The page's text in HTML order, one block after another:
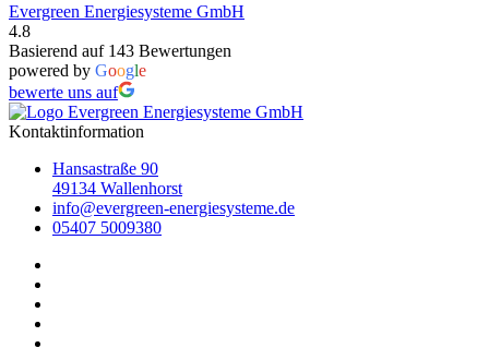
Evergreen Energiesysteme GmbH
4.8
Basierend auf 143 Bewertungen
powered by Google
bewerte uns auf
Kontaktinformation
Hansastraße 90
49134 Wallenhorst
info@evergreen-energiesysteme.de
05407 5009380